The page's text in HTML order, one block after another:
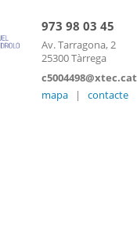
973 98 03 45
Av. Tarragona, 2
25300 Tàrrega
c5004498@xtec.cat
mapa
| contacte